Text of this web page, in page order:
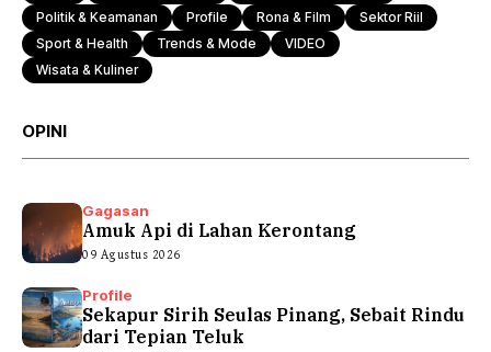
Politik & Keamanan
Profile Rona & Film
Sektor Riil
Sport & Health
Trends & Mode
VIDEO
Wisata & Kuliner
OPINI
Gagasan
Amuk Api di Lahan Kerontang
09 Agustus 2026
Profile
Sekapur Sirih Seulas Pinang, Sebait Rindu
dari Tepian Teluk